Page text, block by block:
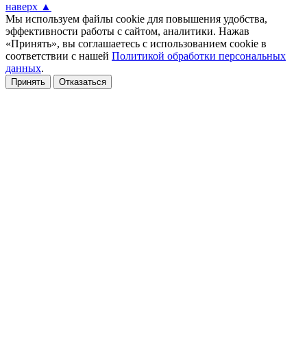
наверх ▲
Мы используем файлы cookie для повышения удобства,
эффективности работы с сайтом, аналитики. Нажав
«Принять», вы соглашаетесь с использованием cookie в
соответствии с нашей Политикой обработки персональных
данных.
Принять Отказаться